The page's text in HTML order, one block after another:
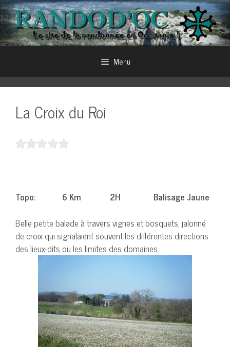
Aller
au
contenu
Menu
La Croix du Roi
Topo: 6 Km 2H Balisage Jaune
Belle petite balade à travers vignes et bosquets, jalonné
de croix qui signalaient souvent les différentes directions
des lieux-dits ou les limites des domaines.